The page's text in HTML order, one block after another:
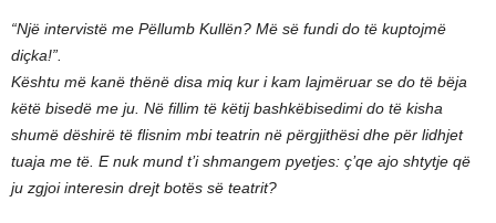
“Një intervistë me Pëllumb Kullën? Më së fundi do të kuptojmë
diçka!”.
Kështu më kanë thënë disa miq kur i kam lajmëruar se do të bëja
këtë bisedë me ju. Në fillim të këtij bashkëbisedimi do të kisha
shumë dëshirë të flisnim mbi teatrin në përgjithësi dhe për lidhjet
tuaja me të. E nuk mund t’i shmangem pyetjes: ç’qe ajo shtytje që
ju zgjoi interesin drejt botës së teatrit?